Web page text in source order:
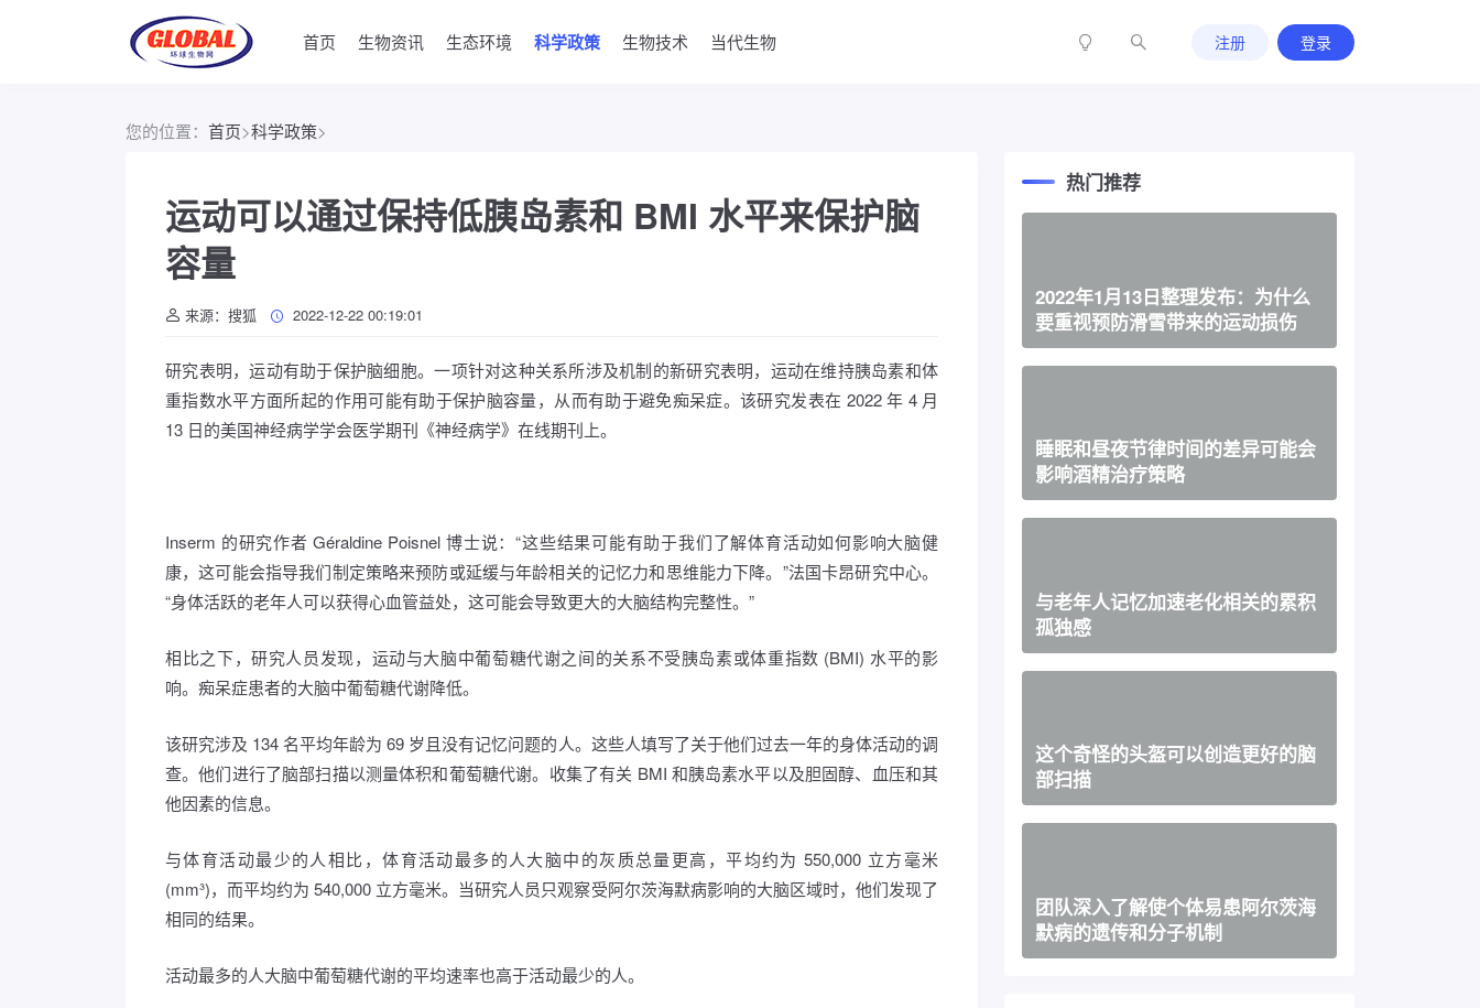
首页 生物资讯 生态环境 科学政策 生物技术 当代生物 注册 登录
您的位置： 首页>科学政策>
运动可以通过保持低胰岛素和 BMI 水平来保护脑
容量
来源：搜狐 2022-12-22 00:19:01
研究表明，运动有助于保护脑细胞。一项针对这种关系所涉及机制的新研究表明，运动在维持胰岛素和体
重指数水平方面所起的作用可能有助于保护脑容量，从而有助于避免痴呆症。该研究发表在 2022 年 4 月
13 日的美国神经病学学会医学期刊《神经病学》在线期刊上。
Inserm 的研究作者 Géraldine Poisnel 博士说：“这些结果可能有助于我们了解体育活动如何影响大脑健
康，这可能会指导我们制定策略来预防或延缓与年龄相关的记忆力和思维能力下降。”法国卡昂研究中心。
“身体活跃的老年人可以获得心血管益处，这可能会导致更大的大脑结构完整性。”
相比之下，研究人员发现，运动与大脑中葡萄糖代谢之间的关系不受胰岛素或体重指数 (BMI) 水平的影
响。痴呆症患者的大脑中葡萄糖代谢降低。
该研究涉及 134 名平均年龄为 69 岁且没有记忆问题的人。这些人填写了关于他们过去一年的身体活动的调
查。他们进行了脑部扫描以测量体积和葡萄糖代谢。收集了有关 BMI 和胰岛素水平以及胆固醇、血压和其
他因素的信息。
与体育活动最少的人相比，体育活动最多的人大脑中的灰质总量更高，平均约为 550,000 立方毫米
(mm³)，而平均约为 540,000 立方毫米。当研究人员只观察受阿尔茨海默病影响的大脑区域时，他们发现了
相同的结果。
活动最多的人大脑中葡萄糖代谢的平均速率也高于活动最少的人。
热门推荐
2022年1月13日整理发布：为什么
要重视预防滑雪带来的运动损伤
睡眠和昼夜节律时间的差异可能会
影响酒精治疗策略
与老年人记忆加速老化相关的累积
孤独感
这个奇怪的头盔可以创造更好的脑
部扫描
团队深入了解使个体易患阿尔茨海
默病的遗传和分子机制